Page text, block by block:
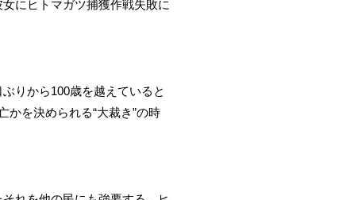
にヒトマガツ捕獲作戦失敗に
りから100歳を越えていると
を決められる“大裁き”の時